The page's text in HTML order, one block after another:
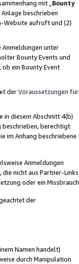
mit „ Bounty
beschrieben
Website aufruft und (2)
Anmeldungen unter
Bounty Events und
ein Bounty Event
derVoraussetzungen für
in diesem Abschnitt 4(b)
beschrieben, berechtigt
im Anhang beschriebene
Anmeldungen
nicht aus Partner-Links
oder ein Missbrauch
der
Namen handelt)
durch Manipulation